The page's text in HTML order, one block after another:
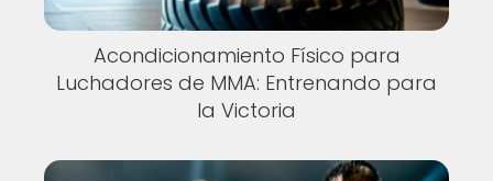
Acondicionamiento Físico para
Luchadores de MMA: Entrenando para
la Victoria